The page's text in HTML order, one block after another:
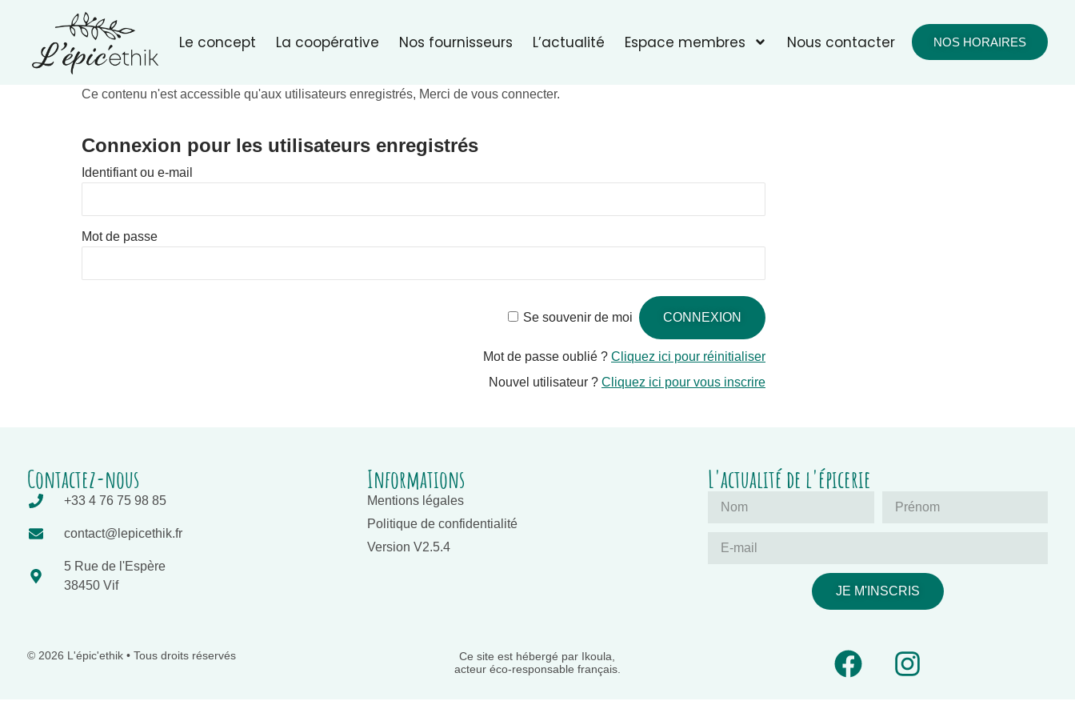
Le concept La coopérative Nos fournisseurs L’actualité Espace membres Nous contacter NOS HORAIRES
Ce contenu n'est accessible qu'aux utilisateurs enregistrés, Merci de vous connecter.
Connexion pour les utilisateurs enregistrés
Identifiant ou e-mail
Mot de passe
Se souvenir de moi
Mot de passe oublié ? Cliquez ici pour réinitialiser
Nouvel utilisateur ? Cliquez ici pour vous inscrire
Contactez-nous
+33 4 76 75 98 85
contact@lepicethik.fr
5 Rue de l'Espère
38450 Vif
Informations
Mentions légales
Politique de confidentialité
Version V2.5.4
L'actualité de l'épicerie
JE M'INSCRIS
© 2026 L'épic'ethik • Tous droits réservés
Ce site est hébergé par Ikoula,
acteur éco-responsable français.